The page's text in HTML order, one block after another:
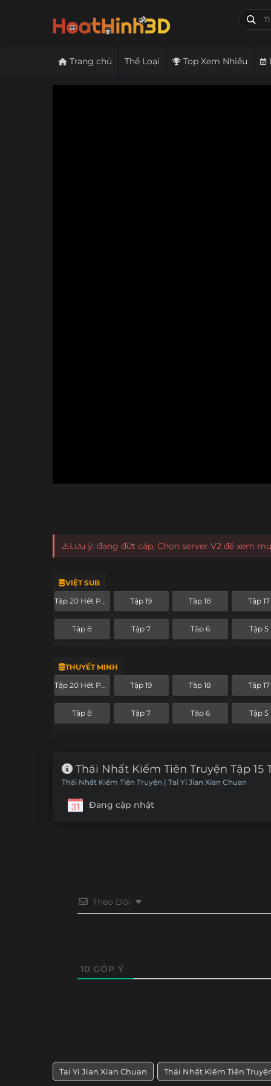
Trang chủ Thể Loại Top Xem Nhiều
⚠️Lưu ý: đang đứt cáp, Chọn server V2 để xem
VIỆT SUB
Tập 20 Hết Phần Tập 19 Tập 18 Tập 17
Tập 8 Tập 7 Tập 6 Tập 5
THUYẾT MINH
Tập 20 Hết Phần Tập 19 Tập 18 Tập 17
Tập 8 Tập 7 Tập 6 Tập 5
Thái Nhất Kiếm Tiên Truyện Tập 15
Thái Nhất Kiếm Tiên Truyện | Tai Yi Jian Xian Chuan
Đang cập nhật
Theo Dõi
10 GÓP Ý
Tai Yi Jian Xian Chuan Thái Nhất Kiếm Tiên